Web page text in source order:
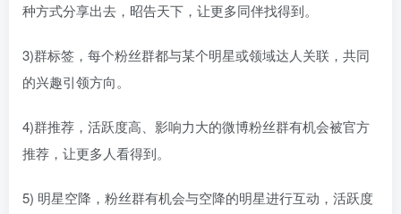
种方式分享出去，昭告天下，让更多同伴找得到。
3)群标签，每个粉丝群都与某个明星或领域达人关联，共同
的兴趣引领方向。
4)群推荐，活跃度高、影响力大的微博粉丝群有机会被官方
推荐，让更多人看得到。
5) 明星空降，粉丝群有机会与空降的明星进行互动，活跃度